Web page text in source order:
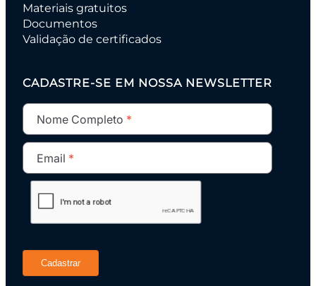
Materiais gratuitos
Documentos
Validação de certificados
CADASTRE-SE EM NOSSA NEWSLETTER
Nome Completo
Email
Cadastrar